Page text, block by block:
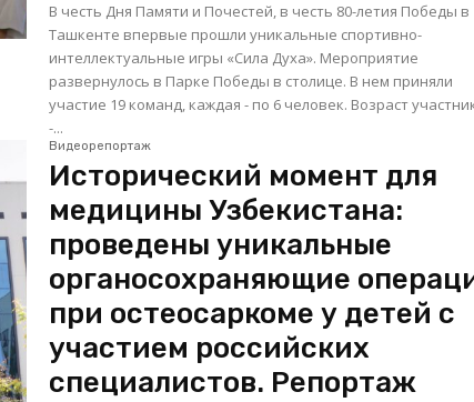
В честь Дня Памяти и Почестей, в честь 80-летия Победы в
Ташкенте впервые прошли уникальные спортивно-
интеллектуальные игры «Сила Духа». Мероприятие
развернулось в Парке Победы в столице. В нем приняли
участие 19 команд, каждая - по 6 человек. Возраст
-...
Видеорепортаж
Исторический момент для
медицины Узбекистана:
проведены уникальные
органосохраняющие
при остеосаркоме у детей с
участием российских
специалистов. Репортаж